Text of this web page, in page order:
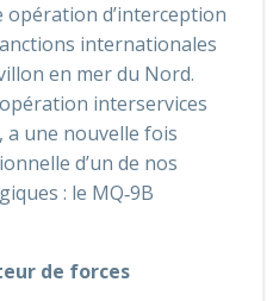
opération d’interception
internationales
en mer du Nord.
interservices
une nouvelle fois
d’un de nos
: le MQ‑9B
de forces